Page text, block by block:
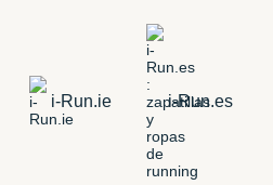
i-Run.ie i-Run.es